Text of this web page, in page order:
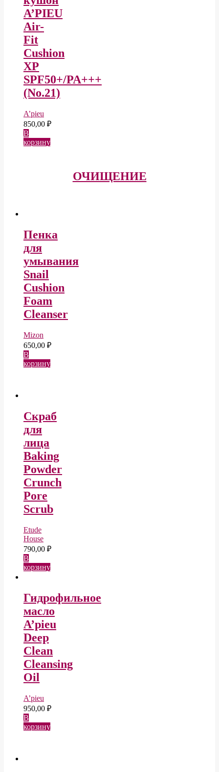
A’PIEU
Air-
Fit
Cushion
XP
SPF50+/PA+++
(No.21)
A’pieu
850,00 ₽
В
корзину
ОЧИЩЕНИЕ
Пенка
для
умывания
Snail
Cushion
Foam
Cleanser
Mizon
650,00 ₽
В
корзину
Скраб
для
лица
Baking
Powder
Crunch
Pore
Scrub
Etude
House
790,00 ₽
В
корзину
Гидрофильное
масло
A’pieu
Deep
Clean
Cleansing
Oil
A’pieu
950,00 ₽
В
корзину